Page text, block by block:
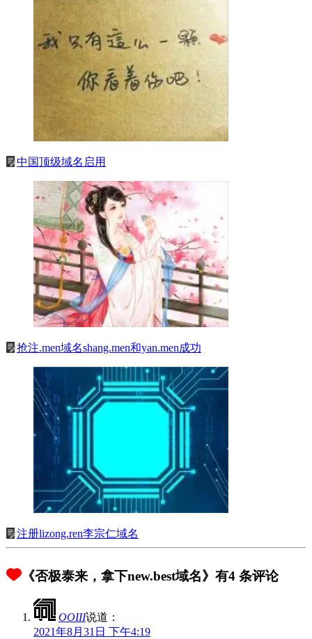
《否极泰来，拿下new.best域名》有4 条评论
OOIII说道：
2021年8月31日 下午4:19
中国顶级域名启用
抢注.men域名shang.men和yan.men成功
注册lizong.ren李宗仁域名